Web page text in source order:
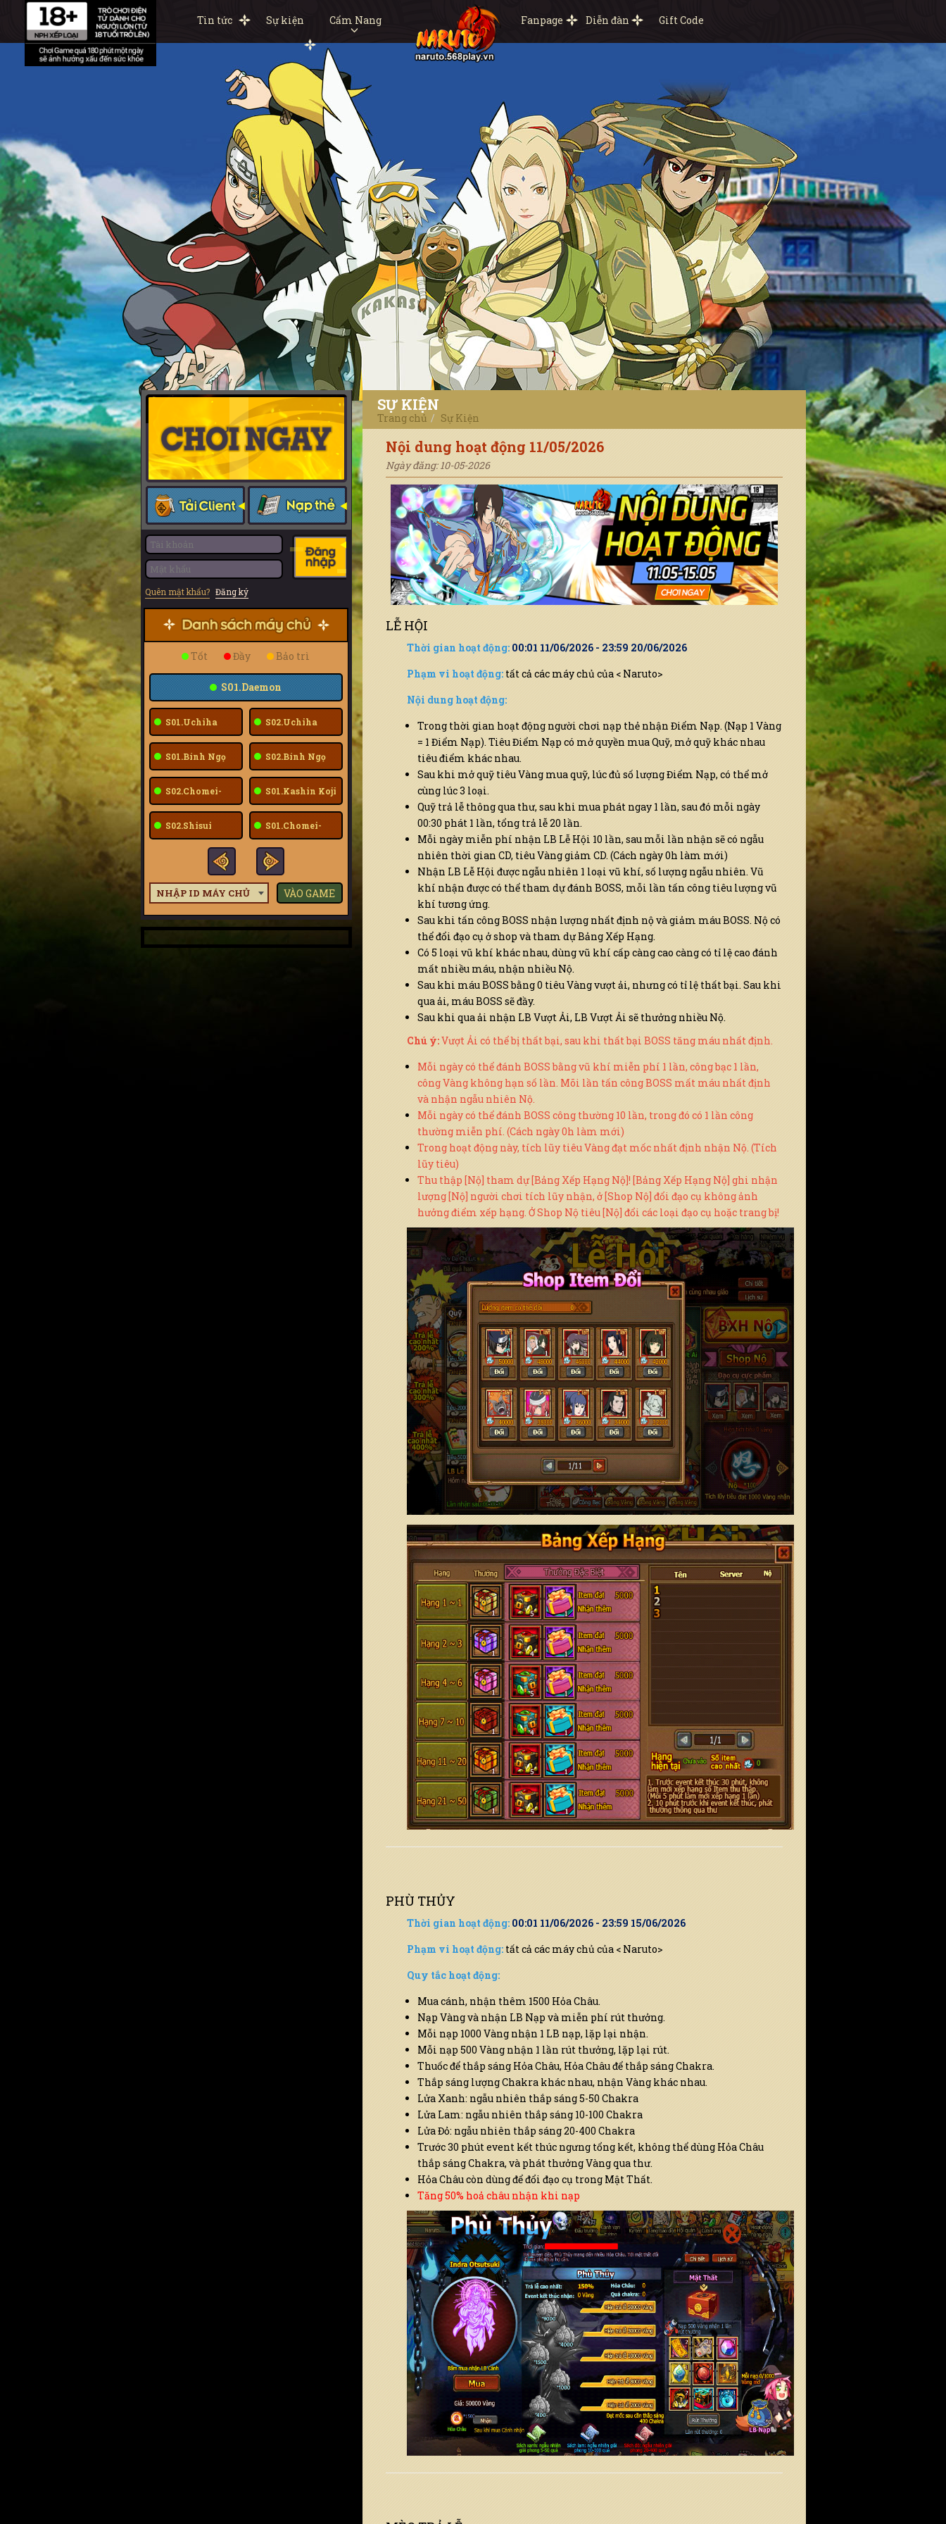
Tin tức Sự kiện Cẩm Nang Fanpage Diễn đàn Gift Code
Quên mật khẩu? Đăng ký
Tốt Đầy Bảo trì
S01.Daemon
S02.Uchiha
Sarada
S01.Uchiha
Sarada
S02.Bính Ngọ
S01.Bính Ngọ
S01.Kashin Koji
S02.Chomei-
Fuu
S01.Chomei-
Fuu
S02.Shisui
NHẬP ID MÁY CHỦ VÀO GAME
SỰ KIỆN
Trang chủ Sự Kiện
Nội dung hoạt động 11/05/2026
Ngày đăng: 10-05-2026
LỄ HỘI
Thời gian hoạt động: 00:01 11/06/2026 - 23:59 20/06/2026
Phạm vi hoạt động:tất cả các máy chủ của < Naruto>
Nội dung hoạt động:
Trong thời gian hoạt động người chơi nạp thẻ nhận Điểm Nạp. (Nạp 1 Vàng
= 1 Điểm Nạp). Tiêu Điểm Nạp có mở quyền mua Quỹ, mở quỹ khác nhau
tiêu điểm khác nhau.
Sau khi mở quỹ tiêu Vàng mua quỹ, lúc đủ số lượng Điểm Nạp, có thể mở
cùng lúc 3 loại.
Quỹ trả lễ thông qua thư, sau khi mua phát ngay 1 lần, sau đó mỗi ngày
00:30 phát 1 lần, tổng trả lễ 20 lần.
Mỗi ngày miễn phí nhận LB Lễ Hội 10 lần, sau mỗi lần nhận sẽ có ngẫu
nhiên thời gian CD, tiêu Vàng giảm CD. (Cách ngày 0h làm mới)
Nhận LB Lễ Hội được ngẫu nhiên 1 loại vũ khí, số lượng ngẫu nhiên. Vũ
khí nhận được có thể tham dự đánh BOSS, mỗi lần tấn công tiêu lượng vũ
khí tương ứng.
Sau khi tấn công BOSS nhận lượng nhất định nộ và giảm máu BOSS. Nộ có
thể đổi đạo cụ ở shop và tham dự Bảng Xếp Hạng.
Có 5 loại vũ khí khác nhau, dùng vũ khí cấp càng cao càng có tỉ lệ cao đánh
mất nhiều máu, nhận nhiều Nộ.
Sau khi máu BOSS bằng 0 tiêu Vàng vượt ải, nhưng có tỉ lệ thất bại. Sau khi
qua ải, máu BOSS sẽ đầy.
Sau khi qua ải nhận LB Vượt Ải, LB Vượt Ải sẽ thưởng nhiều Nộ.
Chú ý:Vượt Ải có thể bị thất bại, sau khi thất bại BOSS tăng máu nhất định.
Mỗi ngày có thể đánh BOSS bằng vũ khí miễn phí 1 lần, công bạc 1 lần,
công Vàng không hạn số lần. Mõi lần tấn công BOSS mất máu nhất định
và nhận ngẫu nhiên Nộ.
Mỗi ngày có thể đánh BOSS công thường 10 lần, trong đó có 1 lần công
thường miễn phí. (Cách ngày 0h làm mới)
Trong hoạt động này, tích lũy tiêu Vàng đạt mốc nhất định nhận Nộ. (Tích
lũy tiêu)
Thu thập [Nộ] tham dự [Bảng Xếp Hạng Nộ]! [Bảng Xếp Hạng Nộ] ghi nhận
lượng [Nộ] người chơi tích lũy nhận, ở [Shop Nộ] đổi đạo cụ không ảnh
hưởng điểm xếp hạng. Ở Shop Nộ tiêu [Nộ] đổi các loại đạo cụ hoặc trang bị!
PHÙ THỦY
Thời gian hoạt động: 00:01 11/06/2026 - 23:59 15/06/2026
Phạm vi hoạt động:tất cả các máy chủ của < Naruto>
Quy tắc hoạt động:
Mua cánh, nhận thêm 1500 Hỏa Châu.
Nạp Vàng và nhận LB Nạp và miễn phí rút thưởng.
Mỗi nạp 1000 Vàng nhận 1 LB nạp, lặp lại nhận.
Mỗi nạp 500 Vàng nhận 1 lần rút thưởng, lặp lại rút.
Thuốc để thắp sáng Hỏa Châu, Hỏa Châu để thắp sáng Chakra.
Thắp sáng lượng Chakra khác nhau, nhận Vàng khác nhau.
Lửa Xanh: ngẫu nhiên thắp sáng 5-50 Chakra
Lửa Lam: ngẫu nhiên thắp sáng 10-100 Chakra
Lửa Đỏ: ngẫu nhiên thắp sáng 20-400 Chakra
Trước 30 phút event kết thúc ngưng tổng kết, không thể dùng Hỏa Châu
thắp sáng Chakra, và phát thưởng Vàng qua thư.
Hỏa Châu còn dùng để đổi đạo cụ trong Mật Thất.
Tăng 50% hoả châu nhận khi nạp
Chọn server để nhận code
Vui lòng chọn